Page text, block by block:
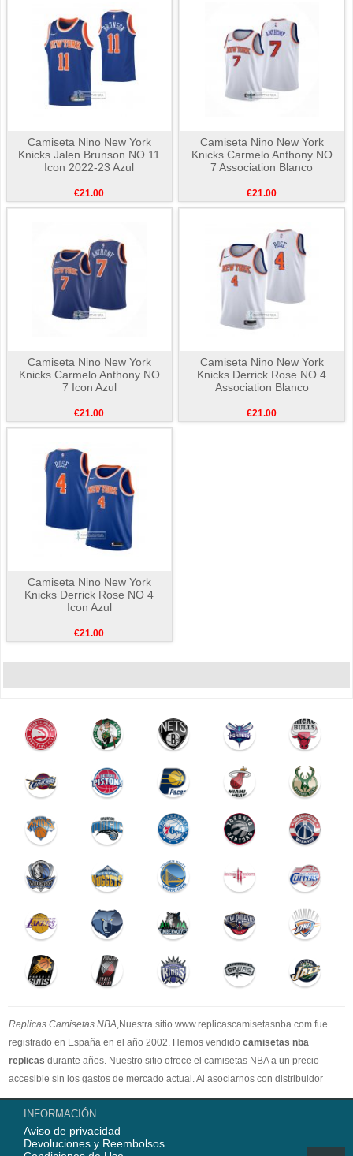
Camiseta Nino New York
Knicks Jalen Brunson NO 11
Icon 2022-23 Azul
€21.00
Camiseta Nino New York
Knicks Carmelo Anthony NO
7 Association Blanco
€21.00
Camiseta Nino New York
Knicks Carmelo Anthony NO
7 Icon Azul
€21.00
Camiseta Nino New York
Knicks Derrick Rose NO 4
Association Blanco
€21.00
Camiseta Nino New York
Knicks Derrick Rose NO 4
Icon Azul
€21.00
Replicas Camisetas NBA,Nuestra sitio www.replicascamisetasnba.com fue
registrado en España en el año 2002. Hemos vendido camisetas nba
replicas durante años. Nuestro sitio ofrece el camisetas NBA a un precio
accesible sin los gastos de mercado actual. Al asociarnos con distribuidor
oficial de camisetas NBA, garantizamos que todos nuestros artículos son
100% auténticos con embalaje original. Estamos dedicados a proporcionar la
mejor calidad camisetas nba a nuestros clientes ahora. En 2025,
www.replicascamisetasnba.com ofrecerá nuestro mejor servicio para que Ud.
INFORMACIÓN
Aviso de privacidad
Devoluciones y Reembolsos